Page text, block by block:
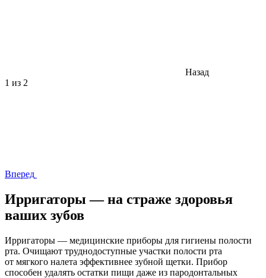
Назад
1 из 2
Вперед
Ирригаторы — на страже здоровья
ваших зубов
Ирригаторы — медицинские приборы для гигиены полости
рта. Очищают труднодоступные участки полости рта
от мягкого налета эффективнее зубной щетки. Прибор
способен удалять остатки пищи даже из пародонтальных